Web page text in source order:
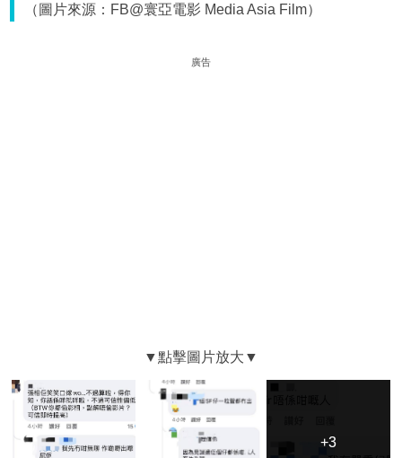
（圖片來源：FB@寰亞電影 Media Asia Film）
廣告
+3
+3